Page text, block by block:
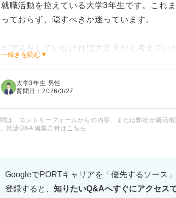
就職活動を控えている大学3年生です。これ
っておらず、隠すべきか迷っています。
ピアスをしていなければ大丈夫だと考えてい
面接やインターンシップで、ピアス穴を適
あればアドバイスをお願いします。
⋯続きを読む▼
大学3年生 男性
質問日：2026/3/27
は、エントリーフォームからの内容、または弊社が就活
就活Q&A 編集方針は こちら
GoogleでPORTキャリアを「優先するソース
登録すると、 知りたいQ&Aへすぐにアクセス